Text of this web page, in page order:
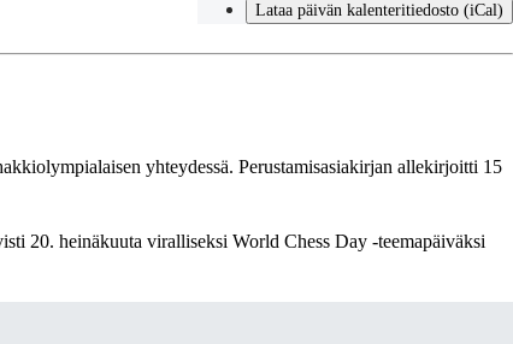
Lataa päivän kalenteritiedosto (iCal)
yhteydessä. Perustamisasiakirjan allekirjoitti 15
20. heinäkuuta viralliseksi World Chess Day -teemapäiväksi